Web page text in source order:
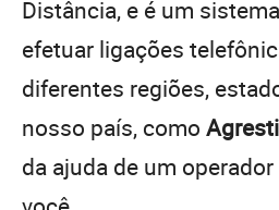
Distância, e é um
efetuar ligações
diferentes regiões,
nosso país, como
da ajuda de um